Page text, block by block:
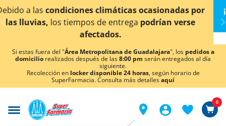
< div class="carousel-inner">
por
verse
¡Ahora también en Aguascalientes!
conocer detalles.
Si estas fuera del "Área Metropolitana de Guadalajara", los pedidos a
domicilio realizados después de las8:00 pm serán entregados al día
siguiente.
Recolección en locker disponible 24 horas, según horario de
SuperFarmacia. Consulta más detallesaquí
0